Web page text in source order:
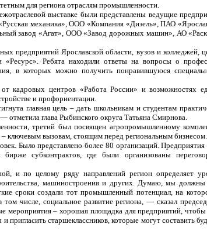
для региона отраслям промышленности.
выставке были представлены ведущие
механика», ООО «Компания «Дизель», ПАО
завод «Агат», ООО «Завод дорожных машин», АО
предприятий Ярославской области, вузов и колледжей,
«Ресурс». Ребята находили ответы на вопросы о
в которых можно получить понравившуюся
кадровых центров «Работа России» и возможностях
и профориентации.
главная цель – дать школьникам и студентам
глава Рыбинского округа Татьяна Смирнова.
третий был посвящен агропромышленному
ключевым вызовам, стоящим перед региональным бизнесом.
Было представлено более 80 организаций. Предприятия
субконтрактов, где были организованы
и по целому ряду направлений регион определяет
машиностроения и других. Думаю, мы
сроки создали тот промышленный потенциал, на
числе, социальное развитие региона, — сказал
– хорошая площадка для предприятий,
старшеклассников, которые могут составить